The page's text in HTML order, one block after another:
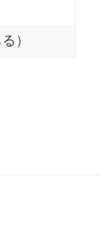
）